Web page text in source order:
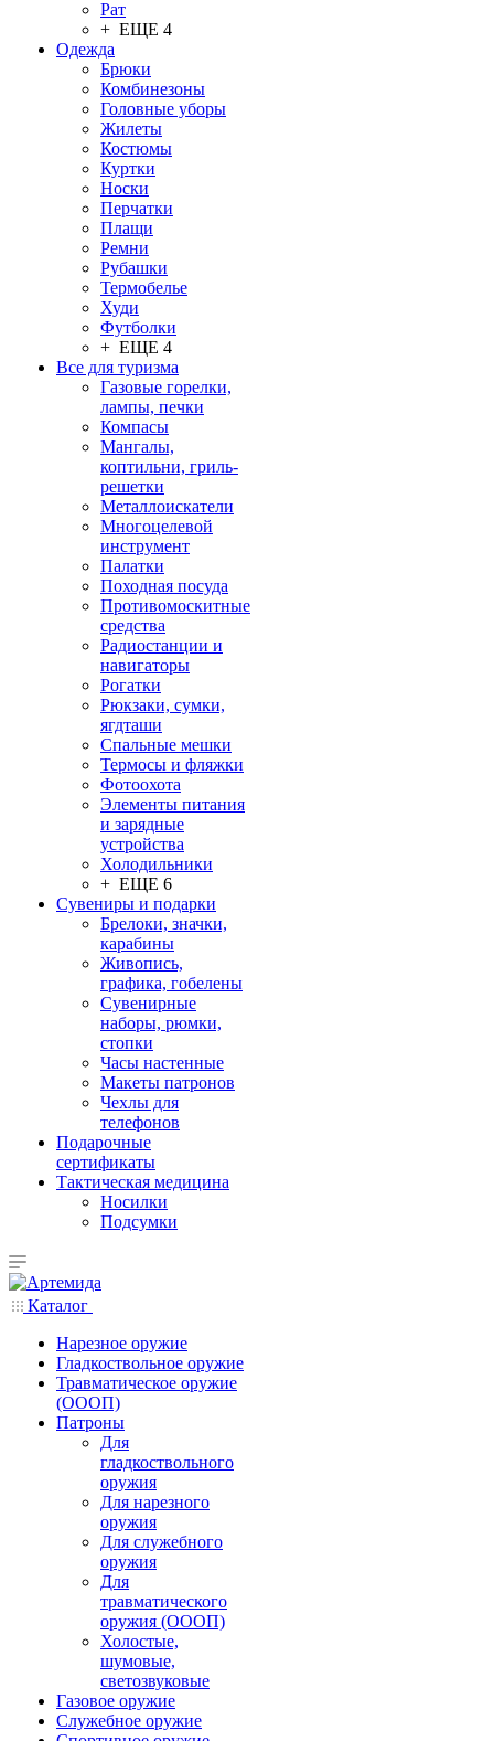
Рат
+ ЕЩЕ 4
Одежда
Брюки
Комбинезоны
Головные уборы
Жилеты
Костюмы
Куртки
Носки
Перчатки
Плащи
Ремни
Рубашки
Термобелье
Худи
Футболки
+ ЕЩЕ 4
Все для туризма
Газовые горелки,
лампы, печки
Компасы
Мангалы,
коптильни, гриль-
решетки
Металлоискатели
Многоцелевой
инструмент
Палатки
Походная посуда
Противомоскитные
средства
Радиостанции и
навигаторы
Рогатки
Рюкзаки, сумки,
ягдташи
Спальные мешки
Термосы и фляжки
Фотоохота
Элементы питания
и зарядные
устройства
Холодильники
+ ЕЩЕ 6
Сувениры и подарки
Брелоки, значки,
карабины
Живопись,
графика, гобелены
Сувенирные
наборы, рюмки,
стопки
Часы настенные
Макеты патронов
Чехлы для
телефонов
Подарочные
сертификаты
Тактическая медицина
Носилки
Подсумки
Каталог
Нарезное оружие
Гладкоствольное оружие
Травматическое оружие
(ОООП)
Патроны
Для
гладкоствольного
оружия
Для нарезного
оружия
Для служебного
оружия
Для
травматического
оружия (ОООП)
Холостые,
шумовые,
светозвуковые
Газовое оружие
Служебное оружие